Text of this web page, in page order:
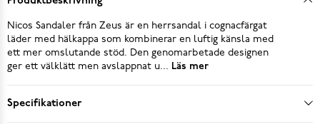
Nicos Sandaler från Zeus är en herrsandal i cognacfärgat
läder med hälkappa som kombinerar en luftig känsla med
ett mer omslutande stöd. Den genomarbetade designen
ger ett välklätt men avslappnat u... Läs mer
Specifikationer